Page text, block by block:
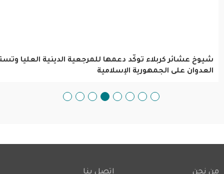
شيوخ عشائر كربلاء توكّد دعمها للمرجعية الدينية العليا
العدوان على الجمهورية الإسلامية
من نحن اتصل بنا